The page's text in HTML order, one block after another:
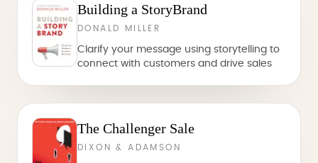
Building a StoryBrand
DONALD MILLER
Clarify your message using storytelling to
connect with customers and drive sales
The Challenger Sale
DIXON & ADAMSON